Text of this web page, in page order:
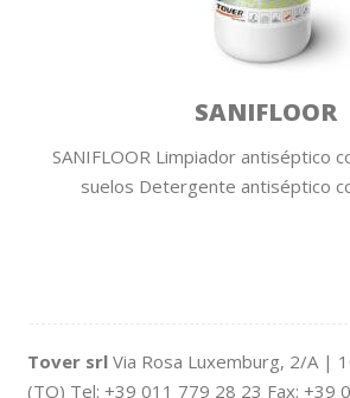
SANIFLOOR
SANIFLOOR Limpiador antiséptico
suelos Detergente antiséptico
Tover srl Via Rosa Luxemburg, 2/A |
(TO) Tel: +39 011 779 28 23 Fax: +39